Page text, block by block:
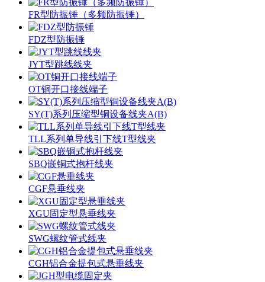
FR型防振锤（多频防振锤）
FDZ型防振锤
JYT型跳线线夹
OT铜开口接线端子
SY(T)系列压缩型铜设备线夹A(B)
TLL系列单导线引下线T型线夹
SBQ嵌铜式抱杆线夹
CGF悬垂线夹
XGU固定型悬垂线夹
SWG螺纹管式线夹
CGH铝合金提包式悬垂线夹